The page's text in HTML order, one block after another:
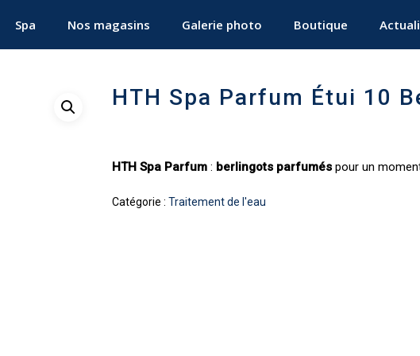
Spa Nos magasins Galerie photo Boutique
HTH Spa Parfum Étui 10
HTH Spa Parfum : berlingots parfumés pour un
Catégorie :Traitement de l'eau